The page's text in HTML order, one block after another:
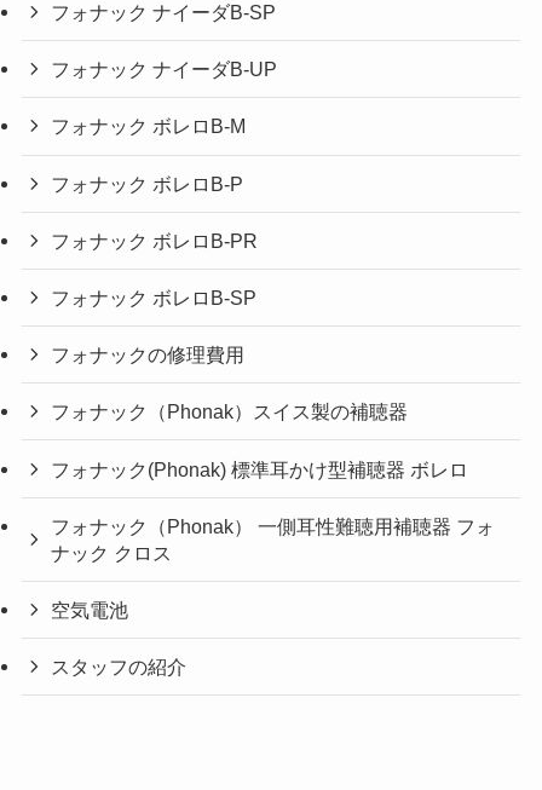
フォナック ナイーダB-SP
フォナック ナイーダB-UP
フォナック ボレロB-M
フォナック ボレロB-P
フォナック ボレロB-PR
フォナック ボレロB-SP
フォナックの修理費用
フォナック（Phonak）スイス製の補聴器
フォナック(Phonak) 標準耳かけ型補聴器 ボレロ
フォナック（Phonak） 一側耳性難聴用補聴器 フォ
ナック クロス
空気電池
スタッフの紹介